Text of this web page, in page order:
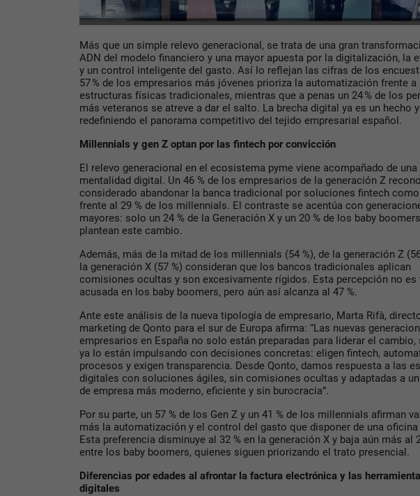
Más que un simple relevo generacional, se trata de una gran
ADN del modelo financiero y una mayor apuesta por la digitalización, la
y un control inteligente del gasto. Así lo reflejan las cifras de los
57 % de los empresarios más jóvenes prioriza la automatización frente a
estructuras físicas tradicionales, mientras que a penas un 24 % de los
más veteranos se atreve a dar el salto. La brecha digital ya es un hecho
redefiniendo el panorama competitivo del tejido empresarial español.
Millennials y gen Z optan por las fintech por convicción
El relevo generacional en el ecosistema pyme viene acompañado de una
mentalidad digital. Un 46 % de los empresarios de la generación Z
considerado abandonar la banca tradicional por soluciones fintech
frente al 29 % de los millennials. El contraste se acentúa con
mayores: solo un 24 % de la Generación X y un 20 % de los baby
plantean este cambio.
Además, más de la mitad de los millennials (54 %), de la generación Z
la generación X (57 %) consideran que los bancos tradicionales aplican
comisiones ocultas y son excesivamente rígidos. Esta percepción no es
acusada en los baby boomers, pero aún así alcanza al 47 %.
Ante este análisis de la nueva tipología de empresario, Marta Rifà,
marketing de Qonto para el sur de Europa afirma: “Las nuevas
empresarios en España no solo están preparadas para liderar el cambio,
ya lo están impulsando con decisiones concretas: eligen fintech,
procesos y exigen transparencia. Desde Qonto, damos respuesta a las
digitales con soluciones ágiles, sin comisiones ocultas y adaptadas a
de empresa más moderno, eficiente y sin burocracia”.
Por su parte, un 57 % de los Gen Z y un 41 % de los millennials afirman
más la automatización y el control del gasto que disponer de una
Esta preferencia disminuye al 32 % en la generación X y baja aún más al
entre los baby boomers, quienes siguen priorizando el trato presencial.
Diferencias por edades al afrontar la factura electrónica y las
digitales